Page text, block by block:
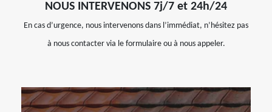
NOUS INTERVENONS 7j/7 et 24h/24
En cas d’urgence, nous intervenons dans l’immédiat, n’hésitez pas
à nous contacter via le formulaire ou à nous appeler.